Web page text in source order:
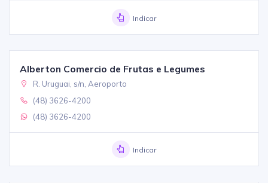
Indicar
Alberton Comercio de Frutas e Legumes
R. Uruguai, s/n, Aeroporto
(48) 3626-4200
(48) 3626-4200
Indicar